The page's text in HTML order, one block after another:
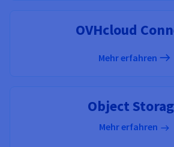
OVHcloud
Mehr erfahren
Object
Mehr erfahren